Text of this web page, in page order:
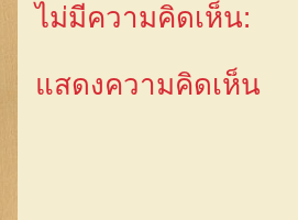
ไม่มีความคิดเห็น:
แสดงความคิดเห็น